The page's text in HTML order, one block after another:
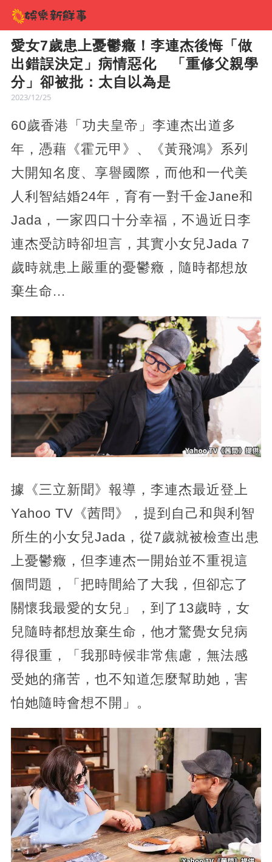
愛女7歲患上憂鬱癥！李連杰後悔「做
出錯誤決定」病情惡化 「重修父親學
分」卻被批：太自以為是
2023/12/25
60歲香港「功夫皇帝」李連杰出道多
年，憑藉《霍元甲》、《黃飛鴻》系列
大開知名度、享譽國際，而他和一代美
人利智結婚24年，育有一對千金Jane和
Jada，一家四口十分幸福，不過近日李
連杰受訪時卻坦言，其實小女兒Jada 7
歲時就患上嚴重的憂鬱癥，隨時都想放
棄生命...
據《三立新聞》報導，李連杰最近登上
Yahoo TV《茜問》，提到自己和與利智
所生的小女兒Jada，從7歲就被檢查出患
上憂鬱癥，但李連杰一開始並不重視這
個問題，「把時間給了大我，但卻忘了
關懷我最愛的女兒」，到了13歲時，女
兒隨時都想放棄生命，他才驚覺女兒病
得很重，「我那時候非常焦慮，無法感
受她的痛苦，也不知道怎麼幫助她，害
怕她隨時會想不開」。